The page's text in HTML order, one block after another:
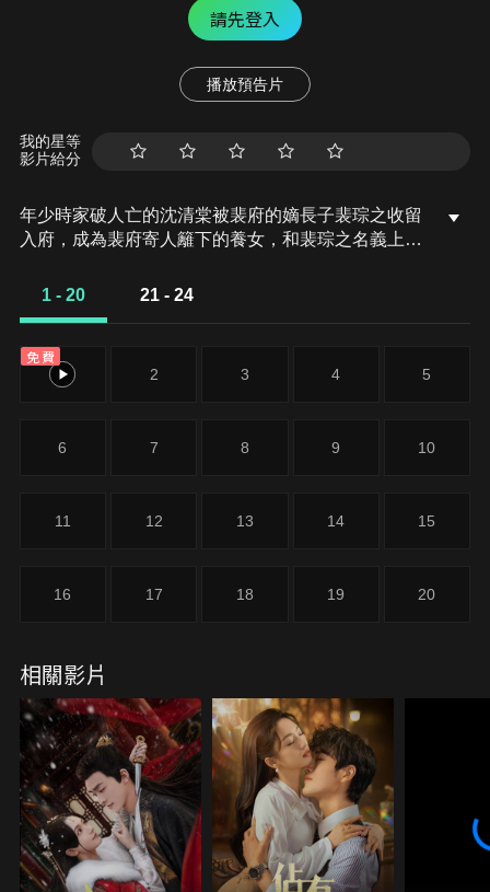
請先登入
播放預告片
我的星等
影片給分
年少時家破人亡的沈清棠被裴府的嫡長子裴琮之收留
入府，成為裴府寄人籬下的養女，和裴琮之名義上的
主動出擊，與平南王府世子燕城交好，欲借助新的婚
1 - 20 21 - 24
免費
1 2 3 4 5
6 7 8 9 10
11 12 13 14 15
16 17 18 19 20
相關影片